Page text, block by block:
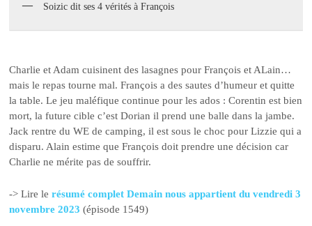
Soizic dit ses 4 vérités à François
Charlie et Adam cuisinent des lasagnes pour François et ALain…
mais le repas tourne mal. François a des sautes d’humeur et quitte
la table. Le jeu maléfique continue pour les ados : Corentin est bien
mort, la future cible c’est Dorian il prend une balle dans la jambe.
Jack rentre du WE de camping, il est sous le choc pour Lizzie qui a
disparu. Alain estime que François doit prendre une décision car
Charlie ne mérite pas de souffrir.
-> Lire lerésumé complet Demain nous appartient du vendredi 3
novembre 2023 (épisode 1549)